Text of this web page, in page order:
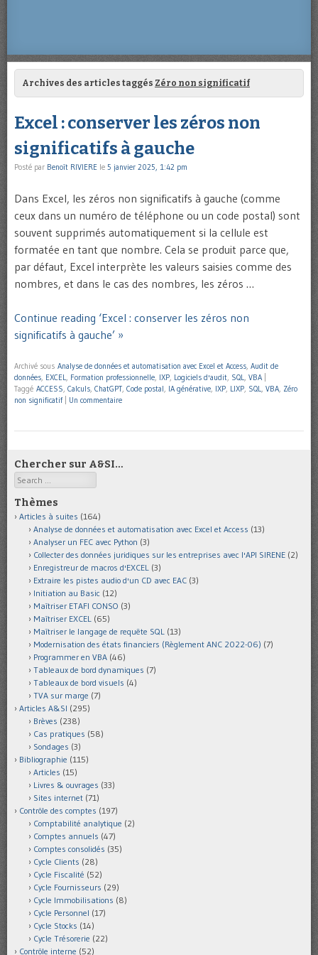
Archives des articles taggés Zéro non significatif
Excel : conserver les zéros non
significatifs à gauche
Posté par Benoît RIVIERE le 5 janvier 2025, 1:42 pm
Dans Excel, les zéros non significatifs à gauche (comme
ceux dans un numéro de téléphone ou un code postal) sont
souvent supprimés automatiquement si la cellule est
formatée en tant que nombre. Cela se produit parce que,
par défaut, Excel interprète les valeurs saisies comme des
nombres, et dans le cas des nombres, les zéros …
Continue reading ‘Excel : conserver les zéros non
significatifs à gauche’ »
Archivé sous Analyse de données et automatisation avec Excel et Access, Audit de
données, EXCEL, Formation professionnelle, IXP, Logiciels d'audit, SQL, VBA
Taggé ACCESS, Calculs, ChatGPT, Code postal, IA générative, IXP, LIXP, SQL, VBA, Zéro
non significatif
Un commentaire
Chercher sur A&SI…
Search
Thèmes
Articles à suites (164)
Analyse de données et automatisation avec Excel et Access (13)
Analyser un FEC avec Python (3)
Collecter des données juridiques sur les entreprises avec l'API SIRENE (2)
Enregistreur de macros d'EXCEL (3)
Extraire les pistes audio d'un CD avec EAC (3)
Initiation au Basic (12)
Maîtriser ETAFI CONSO (3)
Maîtriser EXCEL (65)
Maîtriser le langage de requête SQL (13)
Modernisation des états financiers (Règlement ANC 2022-06) (7)
Programmer en VBA (46)
Tableaux de bord dynamiques (7)
Tableaux de bord visuels (4)
TVA sur marge (7)
Articles A&SI (295)
Brèves (238)
Cas pratiques (58)
Sondages (3)
Bibliographie (115)
Articles (15)
Livres & ouvrages (33)
Sites internet (71)
Contrôle des comptes (197)
Comptabilité analytique (2)
Comptes annuels (47)
Comptes consolidés (35)
Cycle Clients (28)
Cycle Fiscalité (52)
Cycle Fournisseurs (29)
Cycle Immobilisations (8)
Cycle Personnel (17)
Cycle Stocks (14)
Cycle Trésorerie (22)
Contrôle interne (52)